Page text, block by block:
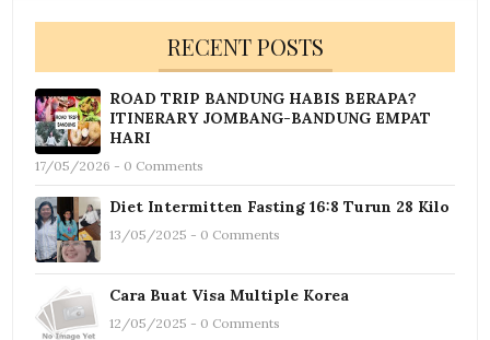
RECENT POSTS
ROAD TRIP BANDUNG HABIS BERAPA?
ITINERARY JOMBANG-BANDUNG EMPAT
HARI
17/05/2026 - 0 Comments
Diet Intermitten Fasting 16:8 Turun 28 Kilo
13/05/2025 - 0 Comments
Cara Buat Visa Multiple Korea
12/05/2025 - 0 Comments